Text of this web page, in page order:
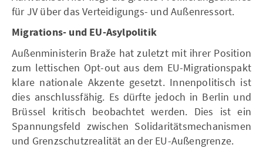
für JV über das Verteidigungs- und Außenressort.
Migrations- und EU-Asylpolitik
Außenministerin Braže hat zuletzt mit ihrer Position
zum lettischen Opt-out aus dem EU-Migrationspakt
klare nationale Akzente gesetzt. Innenpolitisch ist
dies anschlussfähig. Es dürfte jedoch in Berlin und
Brüssel kritisch beobachtet werden. Dies ist ein
Spannungsfeld zwischen Solidaritätsmechanismen
und Grenzschutzrealität an der EU-Außengrenze.